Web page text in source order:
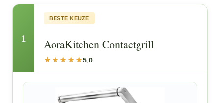
1
BESTE KEUZE
AoraKitchen Contactgrill
5,0